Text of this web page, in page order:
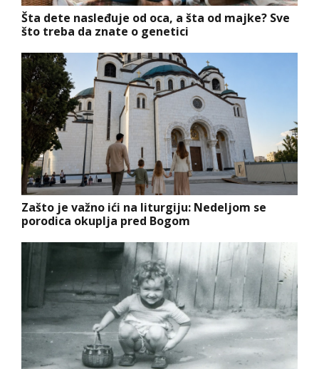
Šta dete nasleđuje od oca, a šta od majke? Sve
što treba da znate o genetici
Zašto je važno ići na liturgiju: Nedeljom se
porodica okuplja pred Bogom